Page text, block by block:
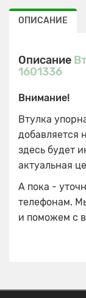
ОПИСАНИЕ
Описание
1601336
Внимание!
Втулка
добавляется
здесь будет
актуальная
А пока -
телефонам.
и поможем с